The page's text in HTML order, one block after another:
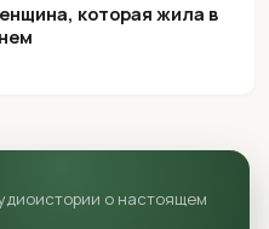
которая жила в
о настоящем